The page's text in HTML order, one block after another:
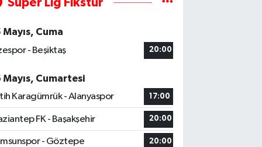
Süper Lig Fikstür
Mayıs, Cuma
- Beşiktaş
20:00
Mayıs, Cumartesi
Karagümrük - Alanyaspor
17:00
FK - Başakşehir 20:00
- Göztepe 20:00